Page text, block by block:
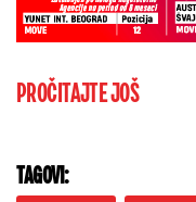
PROČITAJTE JOŠ
TAGOVI: